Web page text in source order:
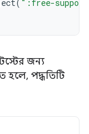
( ":free-
জন্য
হলে, পদ্ধতিটি